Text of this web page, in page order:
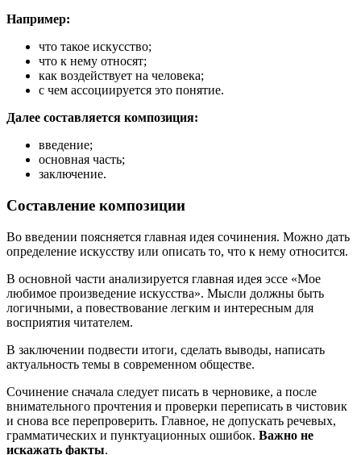
Например:
что такое искусство;
что к нему относят;
как воздействует на человека;
с чем ассоциируется это понятие.
Далее составляется композиция:
введение;
основная часть;
заключение.
Составление композиции
Во введении поясняется главная идея сочинения. Можно дать
определение искусству или описать то, что к нему относится.
В основной части анализируется главная идея эссе «Мое
любимое произведение искусства». Мысли должны быть
логичными, а повествование легким и интересным для
восприятия читателем.
В заключении подвести итоги, сделать выводы, написать
актуальность темы в современном обществе.
Сочинение сначала следует писать в черновике, а после
внимательного прочтения и проверки переписать в чистовик
и снова все перепроверить. Главное, не допускать речевых,
грамматических и пунктуационных ошибок. Важно не
искажать факты.